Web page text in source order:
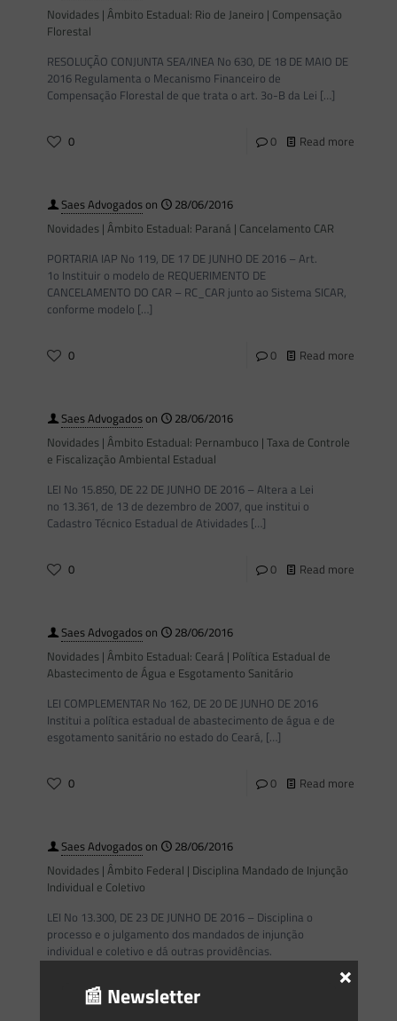
Novidades | Âmbito Estadual: Rio de Janeiro | Compensação
Florestal
RESOLUÇÃO CONJUNTA SEA/INEA No 630, DE 18 DE MAIO DE
2016 Regulamenta o Mecanismo Financeiro de
Compensação Florestal de que trata o art. 3o-B da Lei […]
0 0 Read more
Saes Advogadoson
28/06/2016
Novidades | Âmbito Estadual: Paraná | Cancelamento CAR
PORTARIA IAP No 119, DE 17 DE JUNHO DE 2016 – Art.
1o Instituir o modelo de REQUERIMENTO DE
CANCELAMENTO DO CAR – RC_CAR junto ao Sistema SICAR,
conforme modelo […]
0 0 Read more
Saes Advogadoson
28/06/2016
Novidades | Âmbito Estadual: Pernambuco | Taxa de Controle
e Fiscalização Ambiental Estadual
LEI No 15.850, DE 22 DE JUNHO DE 2016 – Altera a Lei
no 13.361, de 13 de dezembro de 2007, que institui o
Cadastro Técnico Estadual de Atividades […]
0 0 Read more
Saes Advogadoson
28/06/2016
Novidades | Âmbito Estadual: Ceará | Política Estadual de
Abastecimento de Água e Esgotamento Sanitário
LEI COMPLEMENTAR No 162, DE 20 DE JUNHO DE 2016
Institui a política estadual de abastecimento de água e de
esgotamento sanitário no estado do Ceará, […]
0 0 Read more
Saes Advogadoson
28/06/2016
Novidades | Âmbito Federal | Disciplina Mandado de Injunção
Individual e Coletivo
LEI No 13.300, DE 23 DE JUNHO DE 2016 – Disciplina o
processo e o julgamento dos mandados de injunção
individual e coletivo e dá outras providências.
📰 Newsletter
×